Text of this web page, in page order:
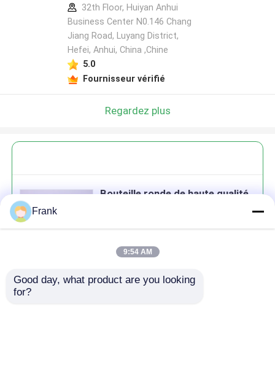
32th Floor, Huiyan Anhui
Business Center N0.146 Chang
Jiang Road, Luyang District,
Hefei, Anhui, China ,Chine
5.0
Fournisseur vérifié
Regardez plus
Bouteille ronde de haute qualité
Continuer
Frank
9:54 AM
Good day, what product are you looking
for?